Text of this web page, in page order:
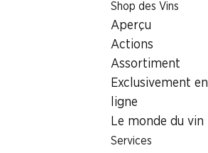
Shop des Vins
Aperçu
Actions
Assortiment
Exclusivement en
ligne
Le monde du vin
Services
Labels et distinctions
1022428